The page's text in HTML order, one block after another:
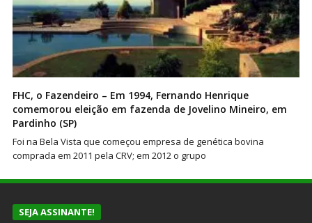
FHC, o Fazendeiro – Em 1994, Fernando Henrique
comemorou eleição em fazenda de Jovelino Mineiro, em
Pardinho (SP)
Foi na Bela Vista que começou empresa de genética bovina
comprada em 2011 pela CRV; em 2012 o grupo
SEJA ASSINANTE!